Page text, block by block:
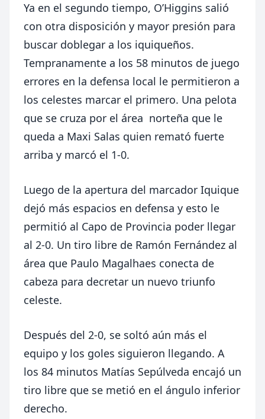
Ya en el segundo tiempo, O’Higgins salió
con otra disposición y mayor presión para
buscar doblegar a los iquiqueños.
Tempranamente a los 58 minutos de juego
errores en la defensa local le permitieron a
los celestes marcar el primero. Una pelota
que se cruza por el área norteña que le
queda a Maxi Salas quien remató fuerte
arriba y marcó el 1-0.
Luego de la apertura del marcador Iquique
dejó más espacios en defensa y esto le
permitió al Capo de Provincia poder llegar
al 2-0. Un tiro libre de Ramón Fernández al
área que Paulo Magalhaes conecta de
cabeza para decretar un nuevo triunfo
celeste.
Después del 2-0, se soltó aún más el
equipo y los goles siguieron llegando. A
los 84 minutos Matías Sepúlveda encajó un
tiro libre que se metió en el ángulo inferior
derecho.